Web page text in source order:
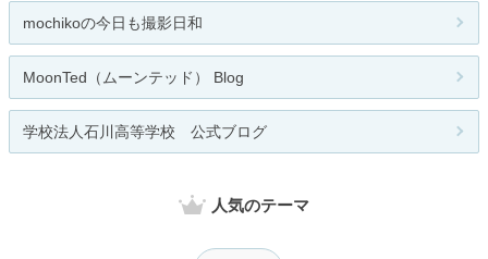
mochikoの今日も撮影日和
MoonTed（ムーンテッド） Blog
学校法人石川高等学校 公式ブログ
人気のテーマ